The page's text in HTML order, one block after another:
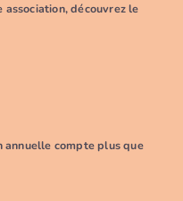
découvrez le
annuelle compte plus que